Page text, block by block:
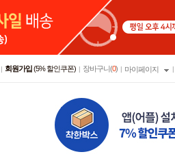
| 회원가입(5% 할인쿠폰) | 장바구니(0) | 마이페이지 |